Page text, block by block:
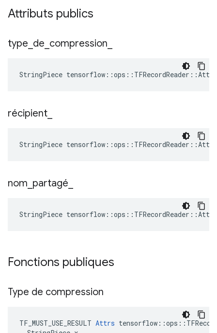
Attributs publics
type de compression
StringPiece tensorflow ::ops :: TFRecordReader ::Attrs
récipient
StringPiece
nom partagé
StringPiece
Fonctions publiques
Type de compression
TF_MUST_USE_RESULT Attrs